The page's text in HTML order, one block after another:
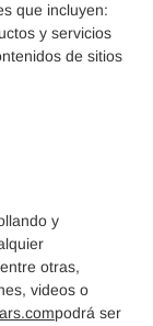
que incluyen:
y servicios
de sitios
y
otras,
videos o
podrá ser